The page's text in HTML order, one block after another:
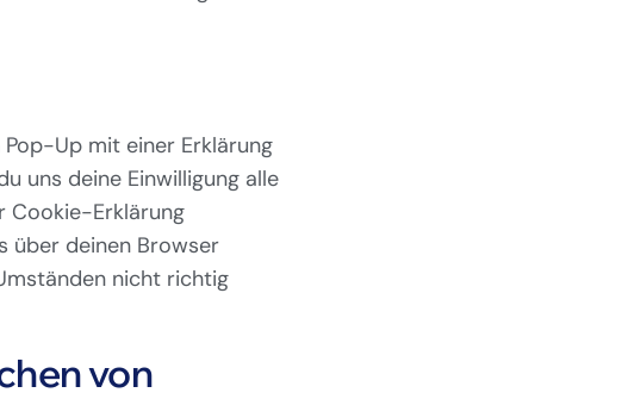
Up mit einer Erklärung
uns deine Einwilligung alle
Cookie-Erklärung
über deinen Browser
nicht richtig
von